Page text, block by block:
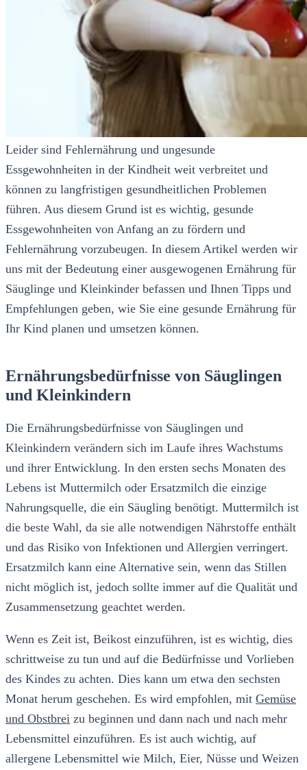
Leider sind Fehlernährung und ungesunde
Essgewohnheiten in der Kindheit weit verbreitet und
können zu langfristigen gesundheitlichen Problemen
führen. Aus diesem Grund ist es wichtig, gesunde
Essgewohnheiten von Anfang an zu fördern und
Fehlernährung vorzubeugen. In diesem Artikel werden wir
uns mit der Bedeutung einer ausgewogenen Ernährung für
Säuglinge und Kleinkinder befassen und Ihnen Tipps und
Empfehlungen geben, wie Sie eine gesunde Ernährung für
Ihr Kind planen und umsetzen können.
Ernährungsbedürfnisse von Säuglingen
und Kleinkindern
Die Ernährungsbedürfnisse von Säuglingen und
Kleinkindern verändern sich im Laufe ihres Wachstums
und ihrer Entwicklung. In den ersten sechs Monaten des
Lebens ist Muttermilch oder Ersatzmilch die einzige
Nahrungsquelle, die ein Säugling benötigt. Muttermilch ist
die beste Wahl, da sie alle notwendigen Nährstoffe enthält
und das Risiko von Infektionen und Allergien verringert.
Ersatzmilch kann eine Alternative sein, wenn das Stillen
nicht möglich ist, jedoch sollte immer auf die Qualität und
Zusammensetzung geachtet werden.
Wenn es Zeit ist, Beikost einzuführen, ist es wichtig, dies
schrittweise zu tun und auf die Bedürfnisse und Vorlieben
des Kindes zu achten. Dies kann um etwa den sechsten
Monat herum geschehen. Es wird empfohlen, mit Gemüse
und Obstbrei zu beginnen und dann nach und nach mehr
Lebensmittel einzuführen. Es ist auch wichtig, auf
allergene Lebensmittel wie Milch, Eier, Nüsse und Weizen